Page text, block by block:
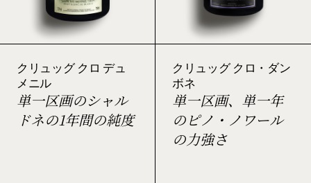
クリュッグ クロ デュ
メニル
単一区画のシャル
ドネの1年間の純度
クリュッグ クロ・ダン
ボネ
単一区画、単一年
のピノ・ノワール
の力強さ